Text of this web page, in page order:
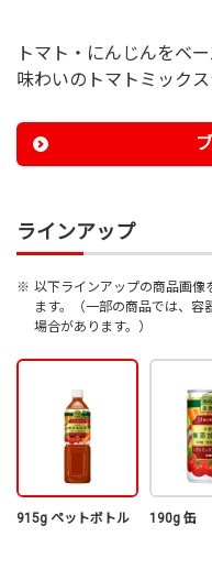
トマト・にんじんをベ
味わいのトマトミックス
ラインアップ
※ 以下ラインアップの商品画像
ます。（一部の商品では、容
場合があります。）
915g ペットボトル 190g 缶